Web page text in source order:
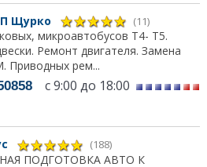
Щурко (11)
микроавтобусов Т4- Т5.
Ремонт двигателя. Замена
Приводных рем...
с 9:00 до 18:00
(188)
ПОДГОТОВКА АВТО К